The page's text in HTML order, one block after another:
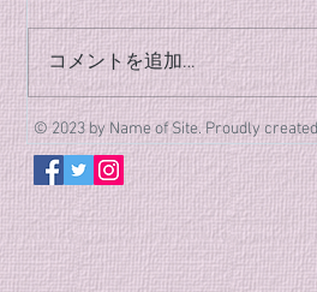
８月のクラブ稽古の日程が決
ましたのでご案内します。 クラ
ブ稽古 [3日間] 8/4(火)、
8/18(火)、8/26(水) 時間は全
時〜20時半となります。 皆
体調第一に、夏の稽古に励み
ょう！ また、この夏から合気道
をはじめてみたい新規・体験
も随時募集しています。 今月
それぞれのペースで、充実し
コメントを追加…
© 2023 by Name of Site. Proudly